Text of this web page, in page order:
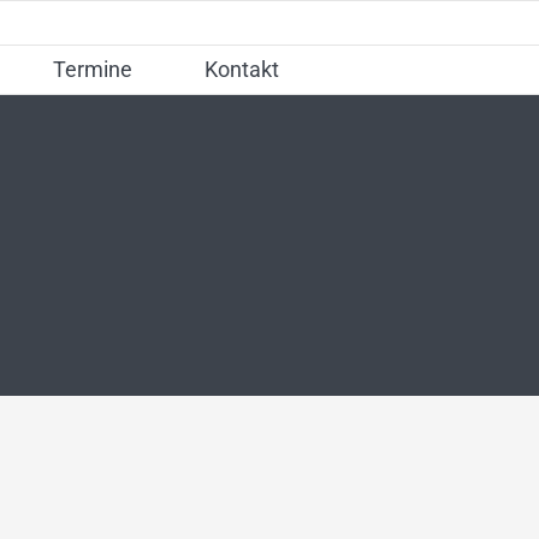
Termine Kontakt